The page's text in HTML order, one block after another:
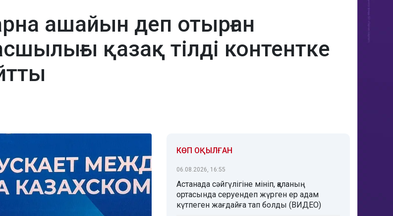
ашайын деп отырған
қазақ тілді контентке
КӨП ОҚЫЛҒАН
06.08.2026, 16:55
Астанада сәйгүлігіне мініп, қаланың
ортасында серуендеп жүрген ер адам
күтпеген жағдайға тап болды (ВИДЕО)